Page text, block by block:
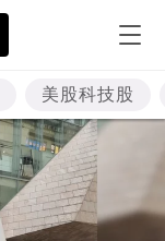
美股科技股